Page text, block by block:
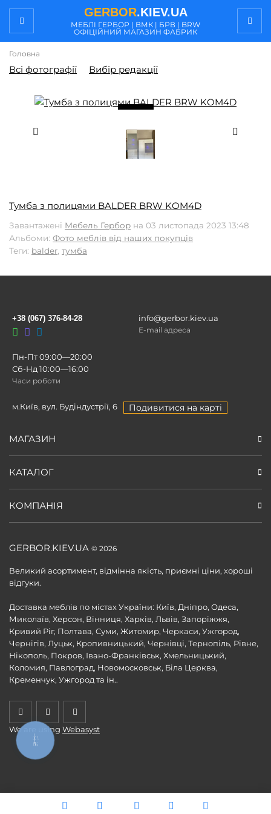
GERBOR.KIEV.UA
МЕБЛI ГЕРБОР | ВМК | БРВ | BRW
ОФІЦІЙНИЙ МАГАЗИН ФАБРИК
Головна
Всі фотографії Вибір редакції
Тумба з полицями BALDER BRW KOM4D
Завантажені Мебель Гербор на 03 листопада 2023 13:48
Альбоми: Фото меблів від наших покупців
Теги: balder, тумба
GERBOR.KIEV.UA © 2026
Великий асортимент, відмінна якість, приємні ціни, хороші
відгуки.
Доставка меблів по містах України: Київ, Дніпро, Одеса,
Миколаїв, Херсон, Вінниця, Харків, Львів, Запоріжжя,
Кривий Ріг, Полтава, Суми, Житомир, Черкаси, Ужгород,
Чернігів, Луцьк, Кропивницький, Чернівці, Тернопіль, Рівне,
Нікополь, Покров, Івано-Франківськ, Хмельницький,
Коломия, Павлоград, Новомосковськ, Біла Церква,
Кременчук, Ужгород та ін..
We are using Webasyst
МАГАЗИН
КАТАЛОГ
КОМПАНІЯ
+38 (067) 376-84-28 info@gerbor.kiev.ua
E-mail адреса
Пн-Пт 09:00—20:00
Сб-Нд 10:00—16:00
Часи роботи
м.Київ, вул. Будіндустрії, 6 Подивитися на карті
КНОПКА
ЗВ'ЯЗКУ